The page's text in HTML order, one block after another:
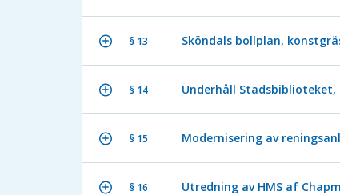
§ 13 Sköndals bollplan,
§ 14 Underhåll Stadsbiblioteket,
§ 15 Modernisering av
§ 16 Utredning av HMS af